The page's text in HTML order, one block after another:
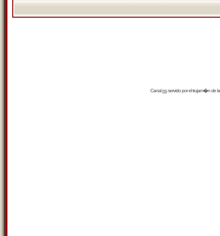
Canalrssservido por eltrujam�nde